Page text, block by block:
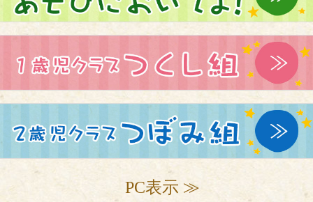
PC表示 ≫